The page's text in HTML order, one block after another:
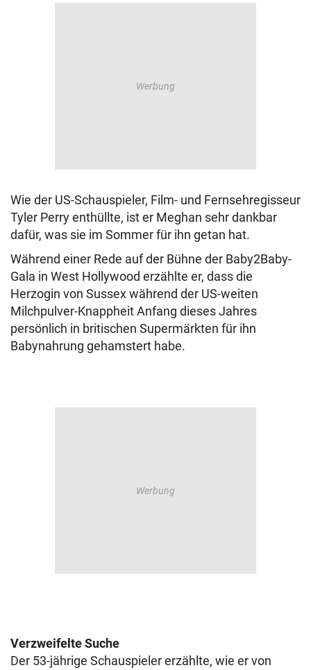
Wie der US-Schauspieler, Film- und Fernsehregisseur
Tyler Perry enthüllte, ist er Meghan sehr dankbar
dafür, was sie im Sommer für ihn getan hat.
Während einer Rede auf der Bühne der Baby2Baby-
Gala in West Hollywood erzählte er, dass die
Herzogin von Sussex während der US-weiten
Milchpulver-Knappheit Anfang dieses Jahres
persönlich in britischen Supermärkten für ihn
Babynahrung gehamstert habe.
Verzweifelte Suche
Der 53-jährige Schauspieler erzählte, wie er von